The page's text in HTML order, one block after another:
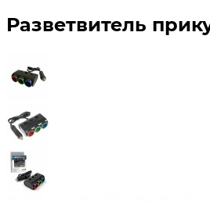
Разветвитель